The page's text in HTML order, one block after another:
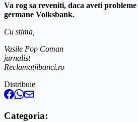
Va rog sa reveniti, daca aveti
germane Volksbank.
Cu stima,
Vasile Pop Coman
jurnalist
Reclamatiibanci.ro
Distribuie
Categoria: